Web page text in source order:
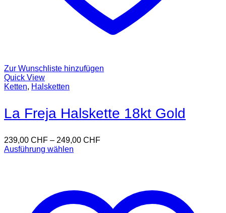
Zur Wunschliste hinzufügen
Quick View
Ketten, Halsketten
La Freja Halskette 18kt Gold
239,00 CHF – 249,00 CHF
Ausführung wählen